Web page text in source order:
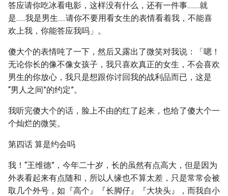
答应请你吃冰看电影，这样没有什么，还有一件事........就
是......我是男生.....请你不要用看女生的表情看着我，不能喜
欢上我，你能答应我吗」。
傻大个的表情吨了一下，然后又露出了微笑对我说：「嗯！
无论你长的像不像女孩子，我只喜欢真正的女生，不会喜欢
男生的你放心，我只是想跟你讨回我的战利品而已，这是
“男人之间”的约定”。
我听完傻大个的话，脸上不由的红了起来，也给了傻大个一
个灿烂的微笑。
第四话 算是约会吗
我！“王维德”，今年二十岁，长的虽然有点高大，但是因为
外表看起来有点随和，所以人缘也不算太差，只是常常会被
取几个外号，如『高个』『长脚仔』『大块头』，而我自小